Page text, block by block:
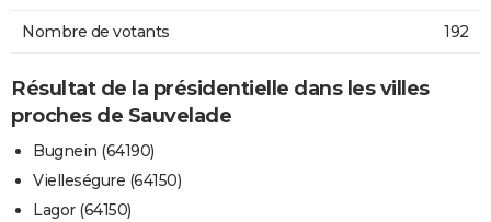
Nombre de votants 192
Résultat de la présidentielle dans les villes
proches de Sauvelade
Bugnein (64190)
Vielleségure (64150)
Lagor (64150)